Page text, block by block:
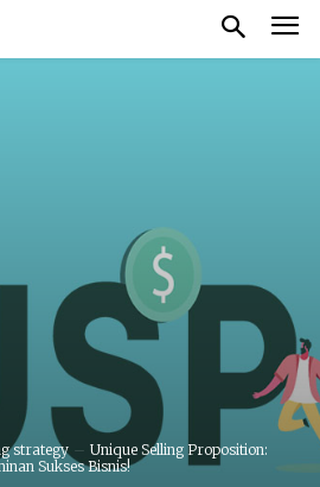
strategy
Unique Selling Proposition:
Sukses Bisnis!